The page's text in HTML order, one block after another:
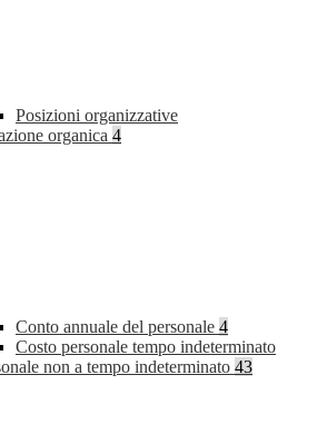
Posizioni organizzative
organica 4
Conto annuale del personale 4
Costo personale tempo indeterminato
non a tempo indeterminato 43